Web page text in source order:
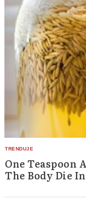
One Teaspoon
The Body Die